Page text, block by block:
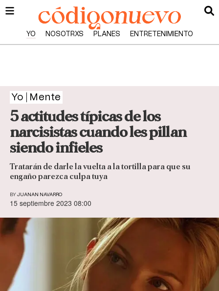
YO NOSOTRXS PLANES ENTRETENIMIENTO
Yo Mente
5 actitudes típicas de los
narcisistas cuando les pillan
siendo infieles
Tratarán de darle la vuelta a la tortilla para que su
engaño parezca culpa tuya
BY JUANAN NAVARRO
15 septiembre 2023 08:00